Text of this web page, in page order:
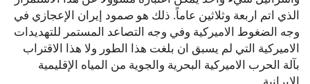
الذي اتم اربعة وثلاثين عاماً. ذلك هو صمود إيران الإعجازي في
وجه الضغوط الاميركية وفي وجه التصاعد المستمر للتهديدات
الاميركية التي لم يسبق ان بلغت هذا الطور ولا هذا الاقتراب
بآلة الحرب الاميركية البحرية والجوية من المياه الإقليمية